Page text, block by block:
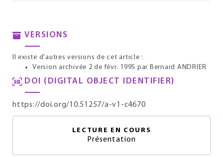
VERSIONS
Il existe d'autres versions de cet article :
Version archivée 2 de févr. 1995 par Bernard ANDRIER
DOI (DIGITAL OBJECT IDENTIFIER)
https://doi.org/10.51257/a-v1-c4670
LECTURE EN COURS
Présentation